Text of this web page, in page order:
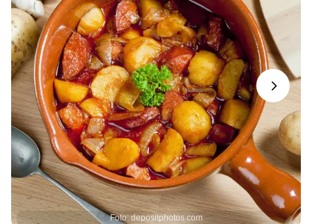
Foto: depositphotos.com
Next